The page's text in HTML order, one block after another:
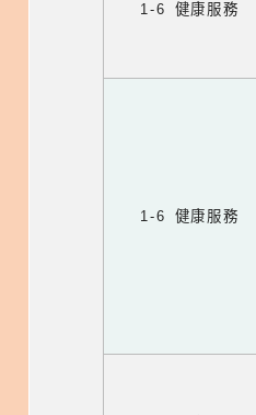
1-6 健康服務
1-6 健康服務